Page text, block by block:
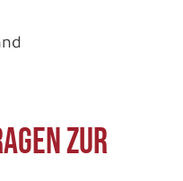
zur